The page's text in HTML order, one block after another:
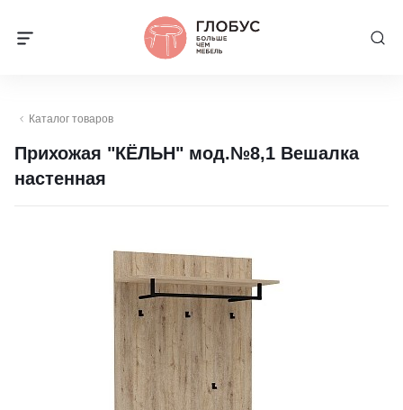
Каталог товаров
Прихожая "КЁЛЬН" мод.№8,1 Вешалка
настенная